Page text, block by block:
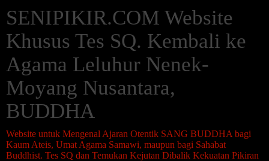
SENIPIKIR.COM Website
Khusus Tes SQ. Kembali ke
Agama Leluhur Nenek-
Moyang Nusantara,
BUDDHA
Website untuk Mengenal Ajaran Otentik SANG BUDDHA bagi
Kaum Ateis, Umat Agama Samawi, maupun bagi Sahabat
Buddhist. Tes SQ dan Temukan Kejutan Dibalik Kekuatan Pikiran